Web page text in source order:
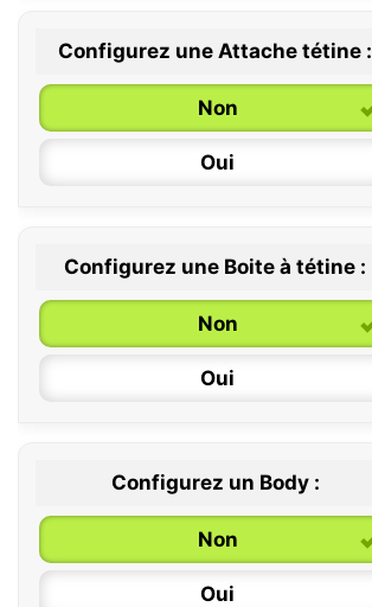
0 / 6 mois
6 / 36 mois
Configurez une Attache tétine :
Non
Oui
Configurez une Boite à tétine :
Non
Oui
Configurez un Body :
Non
Oui